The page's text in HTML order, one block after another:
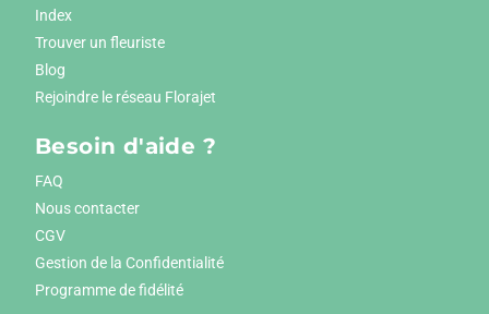
Index
Trouver un fleuriste
Blog
Rejoindre le réseau Florajet
Besoin d'aide ?
FAQ
Nous contacter
CGV
Gestion de la Confidentialité
Programme de fidélité